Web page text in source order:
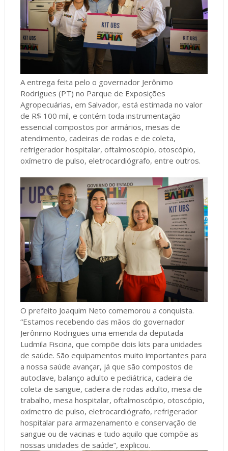
A entrega feita pelo o governador Jerônimo
Rodrigues (PT) no Parque de Exposições
Agropecuárias, em Salvador, está estimada no valor
de R$ 100 mil, e contém toda instrumentação
essencial compostos por armários, mesas de
atendimento, cadeiras de rodas e de coleta,
refrigerador hospitalar, oftalmoscópio, otoscópio,
oxímetro de pulso, eletrocardiógrafo, entre outros.
O prefeito Joaquim Neto comemorou a conquista.
“Estamos recebendo das mãos do governador
Jerônimo Rodrigues uma emenda da deputada
Ludmila Fiscina, que compõe dois kits para unidades
de saúde. São equipamentos muito importantes para
a nossa saúde avançar, já que são compostos de
autoclave, balanço adulto e pediátrica, cadeira de
coleta de sangue, cadeira de rodas adulto, mesa de
trabalho, mesa hospitalar, oftalmoscópio, otoscópio,
oxímetro de pulso, eletrocardiógrafo, refrigerador
hospitalar para armazenamento e conservação de
sangue ou de vacinas e tudo aquilo que compõe as
nossas unidades de saúde”, explicou.